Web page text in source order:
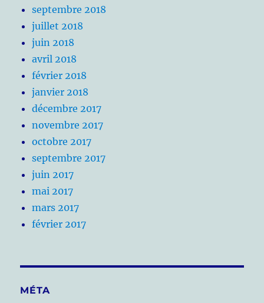
septembre 2018
juillet 2018
juin 2018
avril 2018
février 2018
janvier 2018
décembre 2017
novembre 2017
octobre 2017
septembre 2017
juin 2017
mai 2017
mars 2017
février 2017
MÉTA